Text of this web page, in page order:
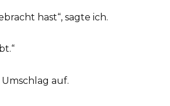
hast“, sagte ich.
Umschlag auf.